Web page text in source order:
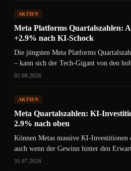
AKTIEN
Meta Platforms Quartalszahlen:
+2.9% nach KI-Schock
Die jüngsten Meta Platforms
– kann sich der Tech-Gigant von den
oder droht…
02.08.2026
AKTIEN
Meta Quartalszahlen: KI-
2.9% nach oben
Können Metas massive KI-Investitionen
auch wenn der Gewinn hinter den
31.07.2026